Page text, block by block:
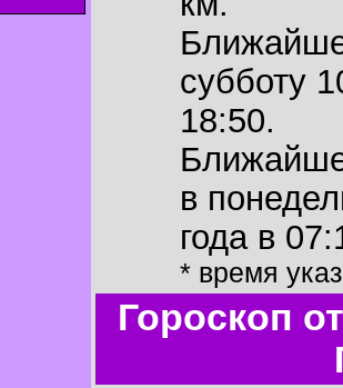
субботу
18:50.
в
года в
* время
Гороскоп